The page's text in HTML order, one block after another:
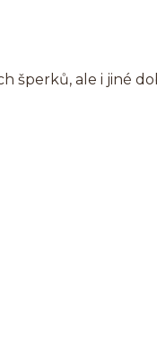
šperků, ale i jiné